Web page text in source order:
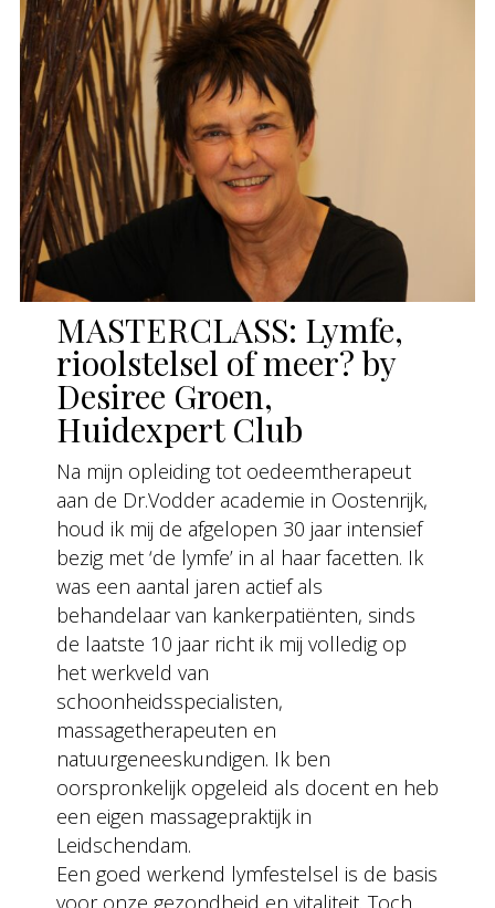
MASTERCLASS: Lymfe,
rioolstelsel of meer? by
Desiree Groen,
Huidexpert Club
Na mijn opleiding tot oedeemtherapeut
aan de Dr.Vodder academie in Oostenrijk,
houd ik mij de afgelopen 30 jaar intensief
bezig met ‘de lymfe’ in al haar facetten. Ik
was een aantal jaren actief als
behandelaar van kankerpatiënten, sinds
de laatste 10 jaar richt ik mij volledig op
het werkveld van
schoonheidsspecialisten,
massagetherapeuten en
natuurgeneeskundigen. Ik ben
oorspronkelijk opgeleid als docent en heb
een eigen massagepraktijk in
Leidschendam.
Een goed werkend lymfestelsel is de basis
voor onze gezondheid en vitaliteit. Toch